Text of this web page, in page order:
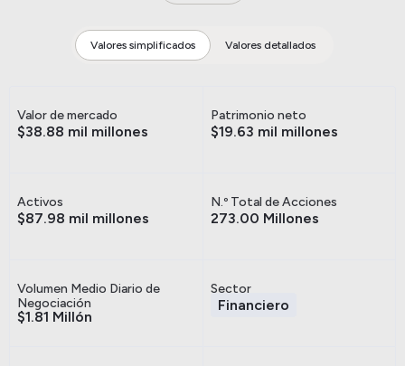
Valores simplificados Valores detallados
Valor de mercado
$38.88 mil millones
Patrimonio neto
$19.63 mil millones
Activos
$87.98 mil millones
N.º Total de Acciones
273.00 Millones
Volumen Medio Diario de
Negociación
$1.81 Millón
Sector
Financiero